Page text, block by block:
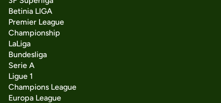
Betinia LIGA
Premier League
Championship
LaLiga
Bundesliga
Serie A
Ligue 1
Champions League
Europa League